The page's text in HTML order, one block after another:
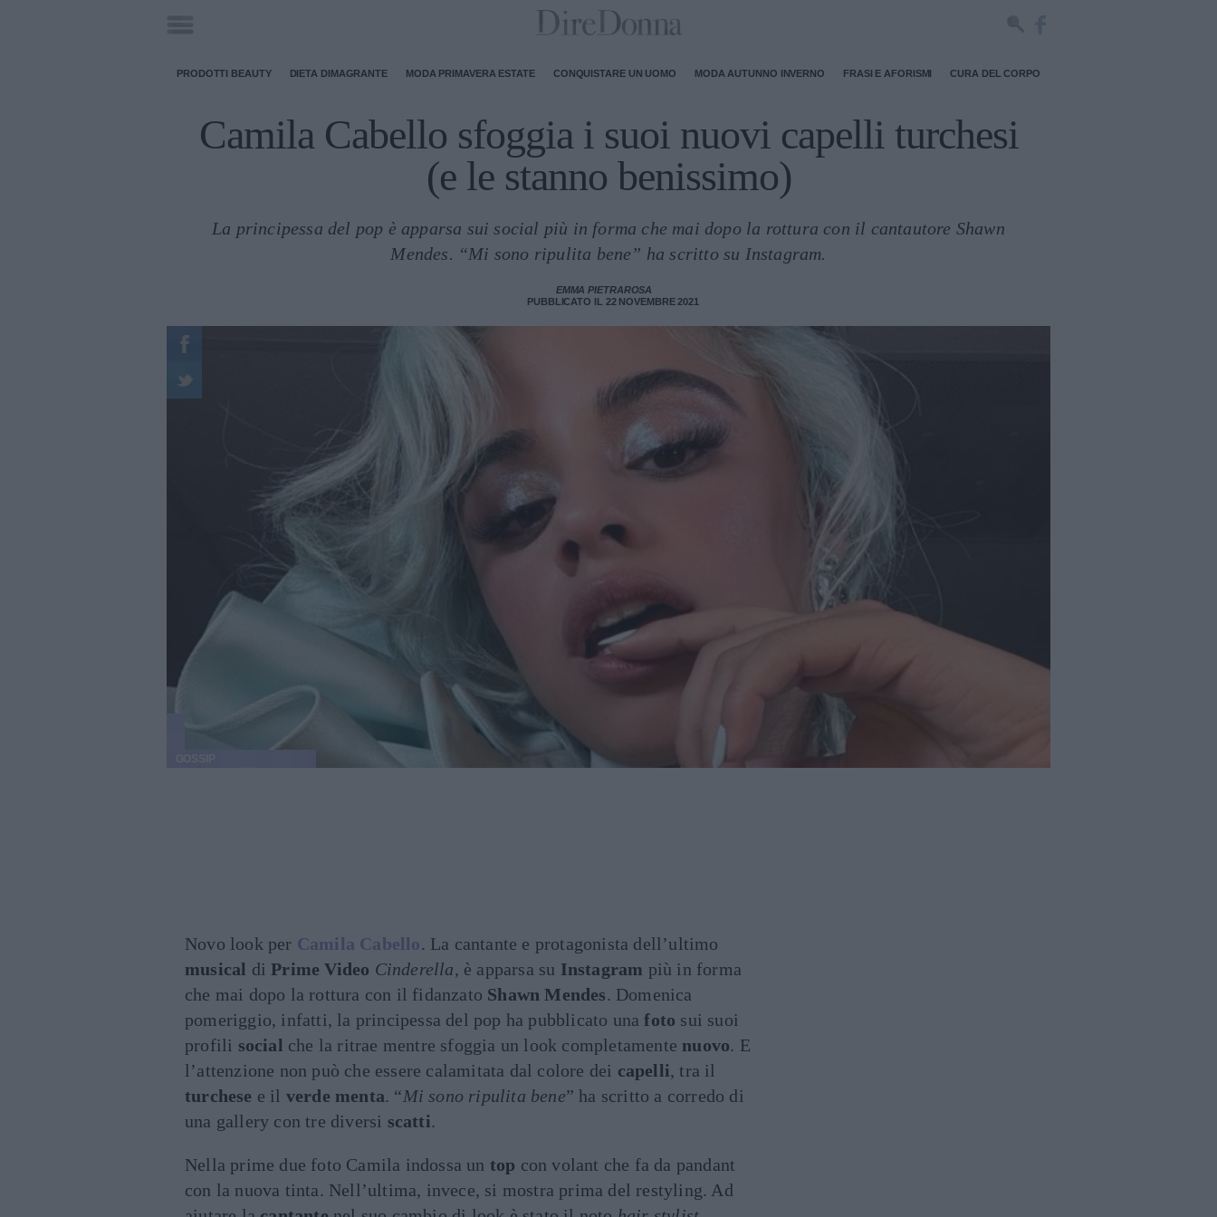
PRODOTTI BEAUTY DIETA DIMAGRANTE MODA PRIMAVERA ESTATE CONQUISTARE UN UOMO MODA AUTUNNO INVERNO FRASI E AFORISMI CURA DEL CORPO
Camila Cabello sfoggia i suoi nuovi capelli turchesi
(e le stanno benissimo)
La principessa del pop è apparsa sui social più in forma che mai dopo la rottura con il cantautore Shawn
Mendes. “Mi sono ripulita bene” ha scritto su Instagram.
EMMA PIETRAROSA
PUBBLICATO IL 22 NOVEMBRE 2021
Novo look per Camila Cabello. La cantante e protagonista dell’ultimo
musical diPrime Video Cinderella, è apparsa su Instagram più in forma
che mai dopo la rottura con il fidanzato Shawn Mendes. Domenica
pomeriggio, infatti, la principessa del pop ha pubblicato unafoto sui suoi
profili social che la ritrae mentre sfoggia un look completamente nuovo. E
l’attenzione non può che essere calamitata dal colore dei capelli, tra il
turchese e il verde menta. “Mi sono ripulita bene” ha scritto a corredo di
una gallery con tre diversi scatti.
Nella prime due foto Camila indossa un top con volant che fa da pandant
con la nuova tinta. Nell’ultima, invece, si mostra prima del restyling. Ad